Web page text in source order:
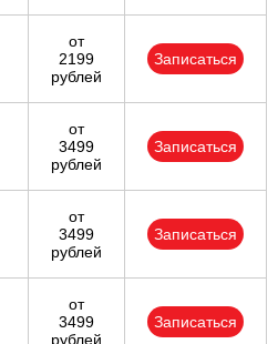
от
2199
рублей
Записаться
от
3499
рублей
Записаться
от
3499
рублей
Записаться
от
3499
рублей
Записаться